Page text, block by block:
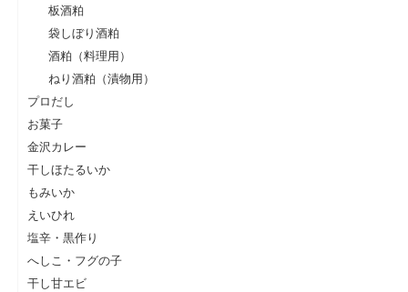
板酒粕
袋しぼり酒粕
酒粕（料理用）
ねり酒粕（漬物用）
プロだし
お菓子
金沢カレー
干しほたるいか
もみいか
えいひれ
塩辛・黒作り
へしこ・フグの子
干し甘エビ